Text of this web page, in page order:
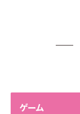
ゲーム